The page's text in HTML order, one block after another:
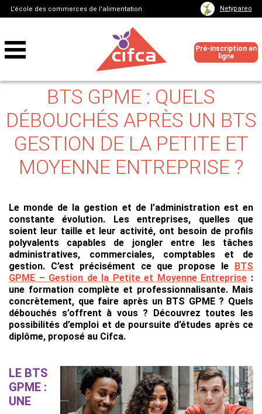
L'école des commerces de l'alimentation Netypareo
Pré-inscription en
ligne
BTS GPME : QUELS
DÉBOUCHÉS APRÈS UN BTS
GESTION DE LA PETITE ET
MOYENNE ENTREPRISE ?
Le monde de la gestion et de l’administration est en
constante évolution. Les entreprises, quelles que
soient leur taille et leur activité, ont besoin de profils
polyvalents capables de jongler entre les tâches
administratives, commerciales, comptables et de
gestion. C’est précisément ce que propose le BTS
GPME – Gestion de la Petite et Moyenne Entreprise :
une formation complète et professionnalisante. Mais
concrètement, que faire après un BTS GPME ? Quels
débouchés s’offrent à vous ? Découvrez toutes les
possibilités d’emploi et de poursuite d’études après ce
diplôme, proposé au Cifca.
LE BTS
GPME :
UNE